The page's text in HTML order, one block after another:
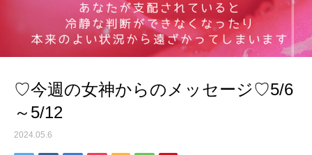
♡今週の女神からのメッセージ♡5/6
～5/12
2024.05.6